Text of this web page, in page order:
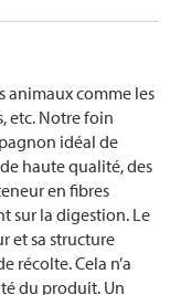
animaux comme les
etc. Notre foin
idéal de
haute qualité, des
en fibres
sur la digestion. Le
et sa structure
récolte. Cela n’a
du produit. Un